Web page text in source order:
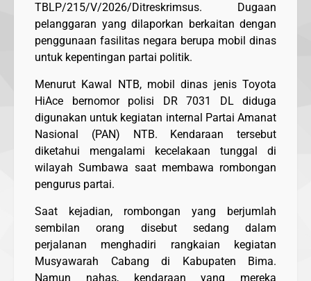
TBLP/215/V/2026/Ditreskrimsus. Dugaan
pelanggaran yang dilaporkan berkaitan dengan
penggunaan fasilitas negara berupa mobil dinas
untuk kepentingan partai politik.
Menurut Kawal NTB, mobil dinas jenis Toyota
HiAce bernomor polisi DR 7031 DL diduga
digunakan untuk kegiatan internal Partai Amanat
Nasional (PAN) NTB. Kendaraan tersebut
diketahui mengalami kecelakaan tunggal di
wilayah Sumbawa saat membawa rombongan
pengurus partai.
Saat kejadian, rombongan yang berjumlah
sembilan orang disebut sedang dalam
perjalanan menghadiri rangkaian kegiatan
Musyawarah Cabang di Kabupaten Bima.
Namun nahas, kendaraan yang mereka